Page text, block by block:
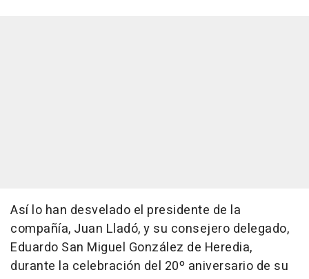
Así lo han desvelado el presidente de la
compañía, Juan Lladó, y su consejero delegado,
Eduardo San Miguel González de Heredia,
durante la celebración del 20º aniversario de su